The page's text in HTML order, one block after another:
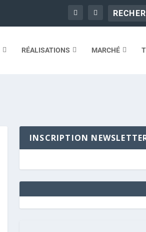
RÉALISATIONS MARCHÉ
INSCRIPTION